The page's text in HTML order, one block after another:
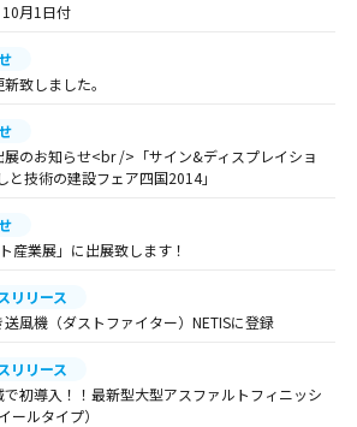
月1日付
致しました。
のお知らせ<br />「サイン&ディスプレイショ
技術の建設フェア四国2014」
産業展」に出展致します！
リリース
風機（ダストファイター）NETISに登録
リリース
初導入！！最新型大型アスファルトフィニッシ
ールタイプ）